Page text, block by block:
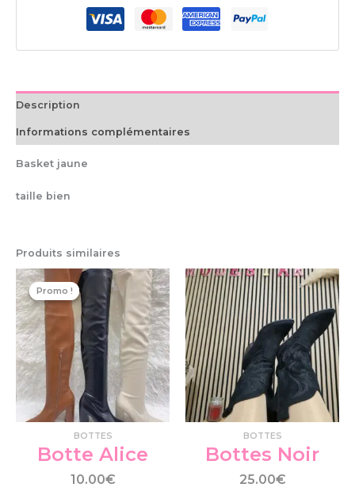
Description
Informations complémentaires
Basket jaune
taille bien
Produits similaires
Promo !
Promo !
BOTTES
Botte Alice
10.00€
Ce
produit
a
plusieurs
variations.
Les
options
peuvent
être
choisies
BOTTES
Bottes Noir
25.00€
Ce
a